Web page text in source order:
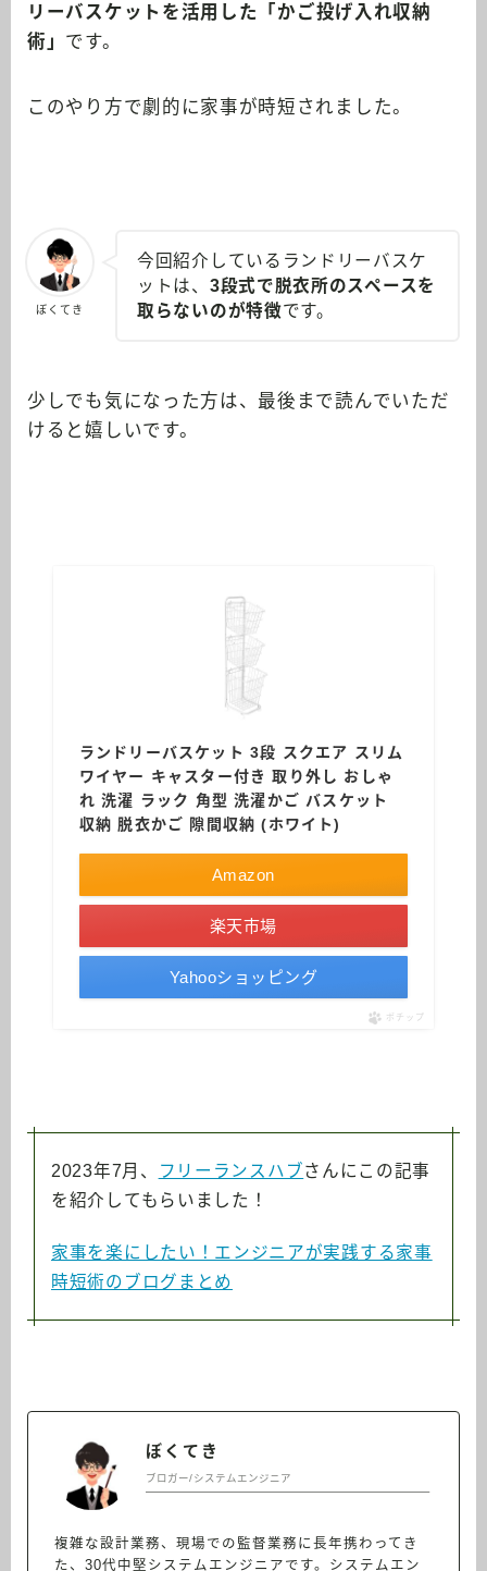
リーバスケットを活用した「 かご投げ入れ収納
術 」 です。
このやり方で劇的に家事が時短されました。
ぼくてき
今回紹介しているランドリーバスケ
ットは、 3段式で脱衣所のスペースを
取らないのが特徴です。
少しでも気になった方は、最後まで読んでいただ
けると嬉しいです。
ランドリーバスケット 3段 スクエア スリム
ワイヤー キャスター付き 取り外し おしゃ
れ 洗濯 ラック 角型 洗濯かご バスケット
収納 脱衣かご 隙間収納 (ホワイト)
Amazon
楽天市場
Yahooショッピング
ポチップ
2023年7月、 フリーランスハブさんにこの記事
を紹介してもらいました！
家事を楽にしたい！エンジニアが実践する家事
時短術のブログまとめ
ぼくてき
ブロガー/システムエンジニア
複雑な設計業務、現場での監督業務に長年携わってき
た、30代中堅システムエンジニアです。システムエン